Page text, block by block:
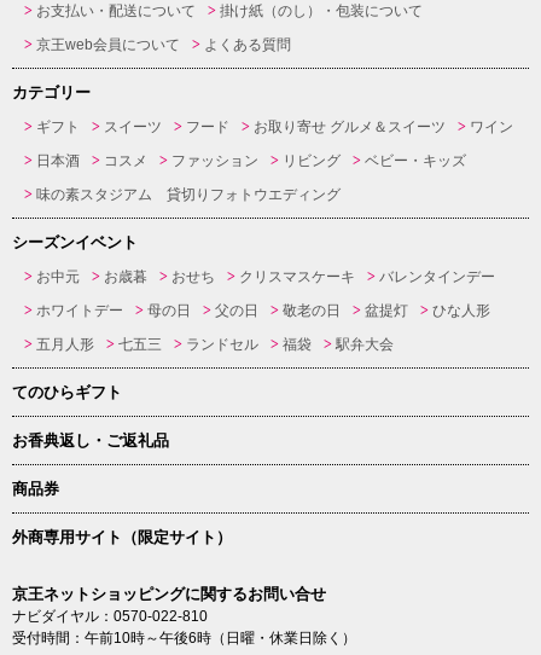
お支払い・配送について
掛け紙（のし）・包装について
京王web会員について
よくある質問
カテゴリー
ギフト スイーツ フード お取り寄せ グルメ＆スイーツ
ワイン
日本酒
コスメ ファッション リビング
ベビー・キッズ
味の素スタジアム 貸切りフォトウエディング
シーズンイベント
お中元 お歳暮 おせち クリスマスケーキ
バレンタインデー
ホワイトデー
母の日 父の日 敬老の日 盆提灯
ひな人形
五月人形
七五三 ランドセル 福袋 駅弁大会
てのひらギフト
お香典返し・ご返礼品
商品券
外商専用サイト（限定サイト）
京王ネットショッピングに関するお問い合せ
ナビダイヤル：0570-022-810
受付時間：午前10時～午後6時（日曜・休業日除く）